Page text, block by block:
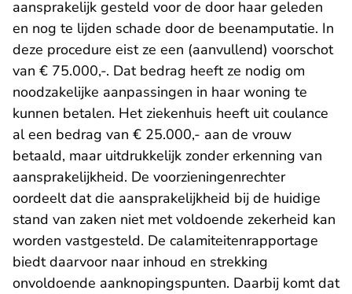
aansprakelijk gesteld voor de door haar geleden
en nog te lijden schade door de beenamputatie. In
deze procedure eist ze een (aanvullend) voorschot
van € 75.000,-. Dat bedrag heeft ze nodig om
noodzakelijke aanpassingen in haar woning te
kunnen betalen. Het ziekenhuis heeft uit coulance
al een bedrag van € 25.000,- aan de vrouw
betaald, maar uitdrukkelijk zonder erkenning van
aansprakelijkheid. De voorzieningenrechter
oordeelt dat die aansprakelijkheid bij de huidige
stand van zaken niet met voldoende zekerheid kan
worden vastgesteld. De calamiteitenrapportage
biedt daarvoor naar inhoud en strekking
onvoldoende aanknopingspunten. Daarbij komt dat